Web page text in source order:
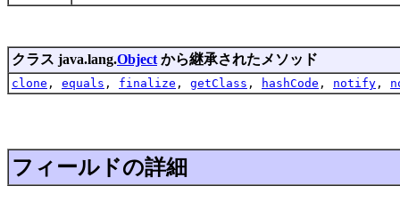
クラス java.lang.Object から継承されたメソッド
clone , equals , finalize , getClass , hashCode , notify ,
フィールドの詳細